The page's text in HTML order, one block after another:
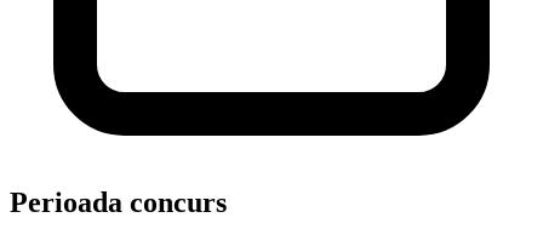
Perioada concurs